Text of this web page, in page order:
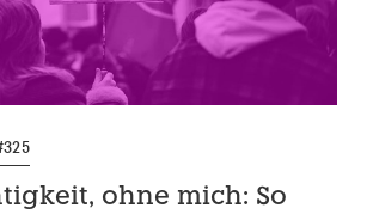
ohne mich: So